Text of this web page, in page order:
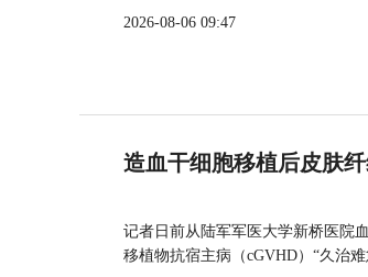
2026-08-06 09:47
造血干细胞移植后皮肤
记者日前从陆军军医大学新桥医院
移植物抗宿主病（cGVHD）“久治